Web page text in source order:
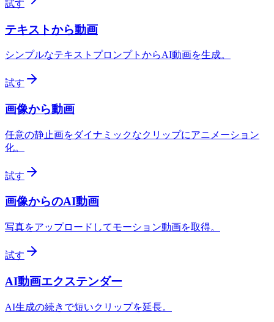
試す
テキストから動画
シンプルなテキストプロンプトからAI動画を生成。
試す
画像から動画
任意の静止画をダイナミックなクリップにアニメーション
化。
試す
画像からのAI動画
写真をアップロードしてモーション動画を取得。
試す
AI動画エクステンダー
AI生成の続きで短いクリップを延長。